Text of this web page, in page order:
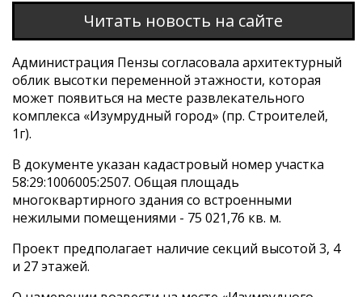
Читать новость на сайте
Администрация Пензы согласовала архитектурный
облик высотки переменной этажности, которая
может появиться на месте развлекательного
комплекса «Изумрудный город» (пр. Строителей,
1г).
В документе указан кадастровый номер участка
58:29:1006005:2507. Общая площадь
многоквартирного здания со встроенными
нежилыми помещениями - 75 021,76 кв. м.
Проект предполагает наличие секций высотой 3, 4
и 27 этажей.